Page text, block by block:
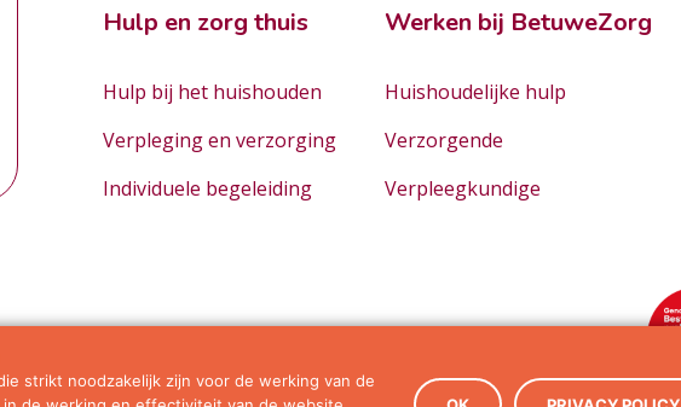
Hulp en zorg thuis
Hulp bij het huishouden
Verpleging en verzorging
Individuele begeleiding
Werken bij BetuweZorg
Huishoudelijke hulp
Verzorgende
Verpleegkundige
strikt noodzakelijk zijn voor de werking van de